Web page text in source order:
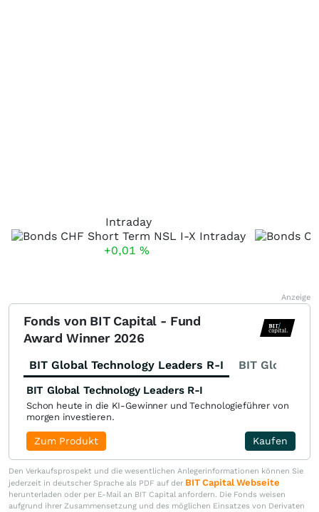
Intraday
+0,01 %
Anzeige
Fonds von BIT Capital - Fund
Award Winner 2026
BIT Global Technology Leaders R-I BIT Global
BIT Global Technology Leaders R-I
Schon heute in die KI-Gewinner und Technologieführer von
morgen investieren.
Kaufen
Zum Produkt
Den Verkaufsprospekt und die wesentlichen Anlegerinformationen können Sie
jederzeit in deutscher Sprache als PDF auf der BIT Capital Webseite
herunterladen oder per E-Mail an BIT Capital anfordern. Die Fonds weisen
aufgrund ihrer Zusammensetzung und des möglichen Einsatzes von Derivaten